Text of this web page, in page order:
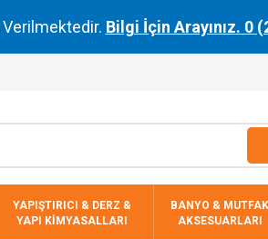
Bilgi İçin Arayınız. 0
YAPIŞTIRICI & DERZ &
YAPI KİMYASALLARI
BANYO & MUTFAK
AKSESUARLARI